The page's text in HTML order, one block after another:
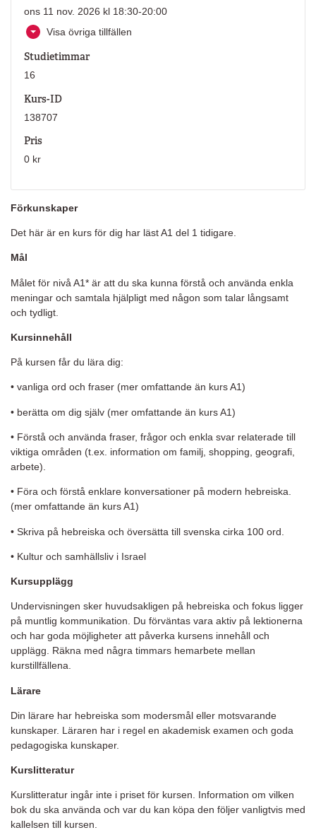
Förkunskaper
Det här är en kurs för dig har läst A1 del 1 tidigare.
Mål
Målet för nivå A1* är att du ska kunna förstå och använda enkla
meningar och samtala hjälpligt med någon som talar långsamt
och tydligt.
Kursinnehåll
På kursen får du lära dig:
• vanliga ord och fraser (mer omfattande än kurs A1)
• berätta om dig själv (mer omfattande än kurs A1)
• Förstå och använda fraser, frågor och enkla svar relaterade till
viktiga områden (t.ex. information om familj, shopping, geografi,
arbete).
• Föra och förstå enklare konversationer på modern hebreiska.
(mer omfattande än kurs A1)
• Skriva på hebreiska och översätta till svenska cirka 100 ord.
• Kultur och samhällsliv i Israel
Kursupplägg
Undervisningen sker huvudsakligen på hebreiska och fokus ligger
på muntlig kommunikation. Du förväntas vara aktiv på lektionerna
och har goda möjligheter att påverka kursens innehåll och
upplägg. Räkna med några timmars hemarbete mellan
kurstillfällena.
Lärare
Din lärare har hebreiska som modersmål eller motsvarande
kunskaper. Läraren har i regel en akademisk examen och goda
pedagogiska kunskaper.
Kurslitteratur
Kurslitteratur ingår inte i priset för kursen. Information om vilken
bok du ska använda och var du kan köpa den följer vanligtvis med
kallelsen till kursen.
ons 11 nov. 2026 kl 18:30-20:00
Visa övriga tillfällen
Studietimmar
16
Kurs-ID
138707
Pris
0 kr